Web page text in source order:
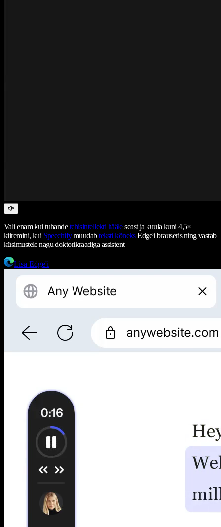
Vali enam kui tuhandetehisintellekti hääleseast ja kuula kuni 4,5×
kiiremini, kui Speechifymuudabteksti kõneksEdge'i brauseris ning vastab
küsimustele nagu doktorikraadiga assistent
Lisa Edge'i